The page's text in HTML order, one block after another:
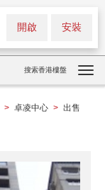
安裝
開啟
搜索香港樓盤
> 卓凌中心 > 出售